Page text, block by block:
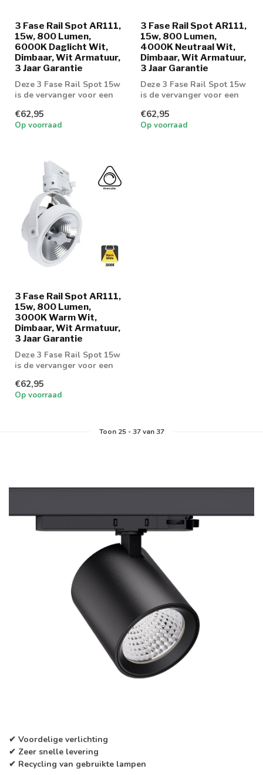
3 Fase Rail Spot AR111,
15w, 800 Lumen,
6000K Daglicht Wit,
Dimbaar, Wit Armatuur,
3 Jaar Garantie
Deze 3 Fase Rail Spot 15w
is de vervanger voor een
€62,95
Op voorraad
3 Fase Rail Spot AR111,
15w, 800 Lumen,
4000K Neutraal Wit,
Dimbaar, Wit Armatuur,
3 Jaar Garantie
Deze 3 Fase Rail Spot 15w
is de vervanger voor een
€62,95
Op voorraad
3 Fase Rail Spot AR111,
15w, 800 Lumen,
3000K Warm Wit,
Dimbaar, Wit Armatuur,
3 Jaar Garantie
Deze 3 Fase Rail Spot 15w
is de vervanger voor een
€62,95
Op voorraad
Toon 25-37van 37
✔ Voordelige verlichting
✔ Zeer snelle levering
✔ Recycling van gebruikte lampen